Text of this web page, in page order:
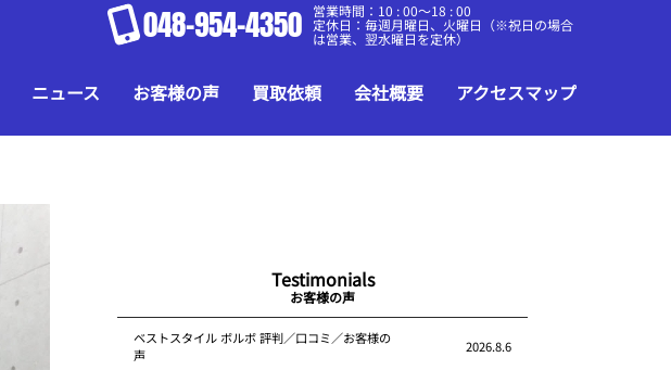
048-954-4350 営業時間：10 : 00～18 : 00
定休日：毎週月曜日、火曜日（※祝日の場合
は営業、翌水曜日を定休）
ニュース お客様の声 買取依頼 会社概要 アクセスマップ
Testimonials
お客様の声
ベストスタイル ボルボ 評判／口コミ／お客様の
声
2026.8.6